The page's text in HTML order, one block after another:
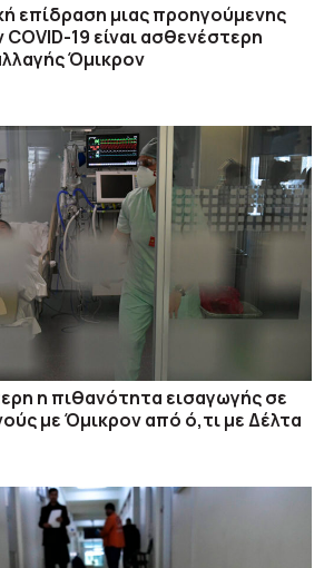
επίδραση μιας προηγούμενης
19 είναι ασθενέστερη
Όμικρον
η πιθανότητα εισαγωγής σε
με Όμικρον από ό,τι με Δέλτα